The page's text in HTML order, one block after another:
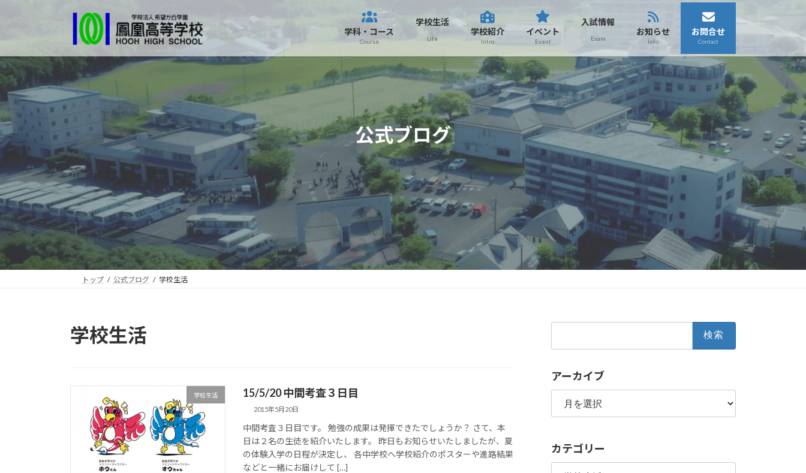
ツ
へ
ス
キ
ッ
プ
シ
ョ
ン
に
移
動
学科・コース
Course
学校生活
Life
学校紹介
Intro
イベント
Event
入試情報
Exam
お知らせ
Info
お問合せ
Contact
公式ブログ
トップ 公式ブログ 学校生活
学校生活
学校生活 15/5/20 中間考査３日目
2015年5月20日
中間考査３日目です。 勉強の成果は発揮できたでしょうか？ さて、本
日は２名の生徒を紹介いたします。 昨日もお知らせいたしましたが、夏
の体験入学の日程が決定し、 各中学校へ学校紹介のポスターや進路結果
などと一緒にお届けして […]
アーカイブ
ア
カ
ブ
カテゴリー
カ